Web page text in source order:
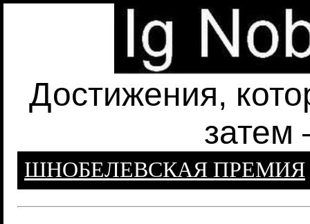
Достижения,
затем
ШНОБЕЛЕВСКАЯ ПРЕМИЯ